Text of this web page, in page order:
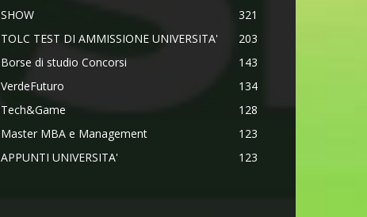
SHOW
321
TOLC TEST DI AMMISSIONE UNIVERSITA'
203
Borse di studio Concorsi
143
VerdeFuturo
134
Tech&Game
128
Master MBA e Management
123
APPUNTI UNIVERSITA'
123